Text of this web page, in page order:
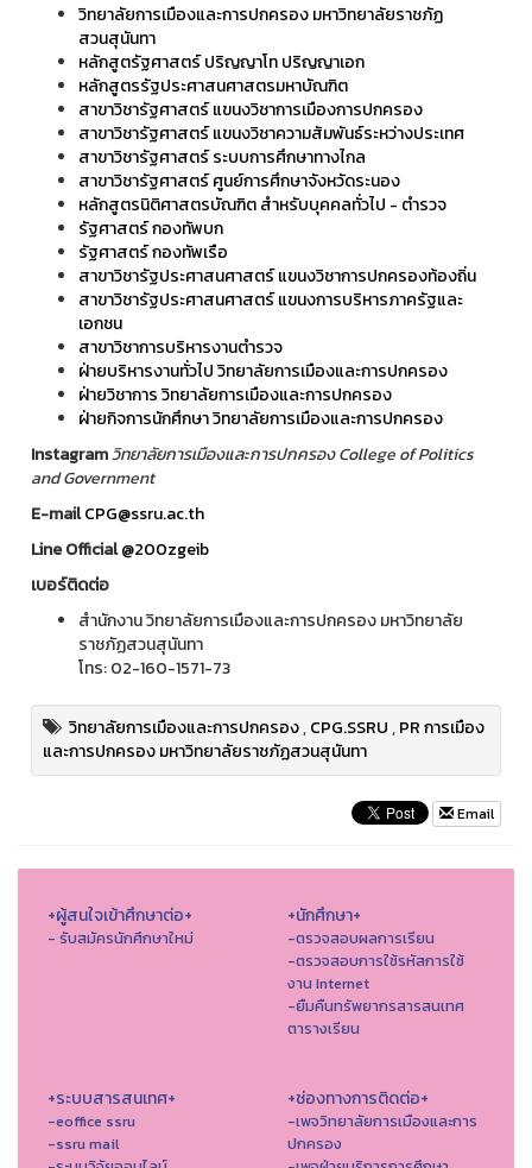
วิทยาลัยการเมืองและการปกครอง มหาวิทยาลัยราชภัฏ
สวนสุนันทา
หลักสูตรัฐศาสตร์ ปริญญาโท ปริญญาเอก
หลักสูตรรัฐประศาสนศาสตรมหาบัณฑิต
สาขาวิชารัฐศาสตร์ แขนงวิชาการเมืองการปกครอง
สาขาวิชารัฐศาสตร์ แขนงวิชาความสัมพันธ์ระหว่างประเทศ
สาขาวิชารัฐศาสตร์ ระบบการศึกษาทางไกล
สาขาวิชารัฐศาสตร์ ศูนย์การศึกษาจังหวัดระนอง
หลักสูตรนิติศาสตรบัณฑิต สำหรับบุคคลทั่วไป - ตำรวจ
รัฐศาสตร์ กองทัพบก
รัฐศาสตร์ กองทัพเรือ
สาขาวิชารัฐประศาสนศาสตร์ แขนงวิชาการปกครองท้องถิ่น
สาขาวิชารัฐประศาสนศาสตร์ แขนงการบริหารภาครัฐและ
เอกชน
สาขาวิชาการบริหารงานตำรวจ
ฝ่ายบริหารงานทั่วไป วิทยาลัยการเมืองและการปกครอง
ฝ่ายวิชาการ วิทยาลัยการเมืองและการปกครอง
ฝ่ายกิจการนักศึกษา วิทยาลัยการเมืองและการปกครอง
Instagramวิทยาลัยการเมืองและการปกครอง College of Politics
and Government
E-mailCPG@ssru.ac.th
Line Official@200zgeib
เบอร์ติดต่อ
สำนักงาน วิทยาลัยการเมืองและการปกครอง มหาวิทยาลัย
ราชภัฏสวนสุนันทา
โทร: 02-160-1571-73
วิทยาลัยการเมืองและการปกครอง,CPG.SSRU,PR การเมือง
และการปกครอง มหาวิทยาลัยราชภัฏสวนสุนันทา
Email
+ผู้สนใจเข้าศึกษาต่อ+
- รับสมัครนักศึกษาใหม่
+นักศึกษา+
-ตรวจสอบผลการเรียน
-ตรวจสอบการใช้รหัสการใช้
งาน Internet
-ยืมคืนทรัพยากรสารสนเทศ
ตารางเรียน
+ระบบสารสนเทศ+
-eoffice ssru
-ssru mail
+ช่องทางการติดต่อ+
-เพจวิทยาลัยการเมืองและการ
ปกครอง